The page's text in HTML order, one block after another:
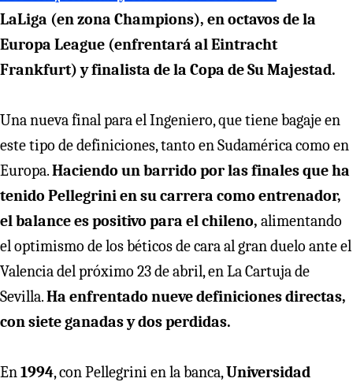
LaLiga (en zona Champions), en octavos de la
Europa League (enfrentará al Eintracht
Frankfurt) y finalista de la Copa de Su Majestad.
Una nueva final para el Ingeniero, que tiene bagaje en
este tipo de definiciones, tanto en Sudamérica como en
Europa.Haciendo un barrido por las finales que ha
tenido Pellegrini en su carrera como entrenador,
el balance es positivo para el chileno, alimentando
el optimismo de los béticos de cara al gran duelo ante el
Valencia del próximo 23 de abril, en La Cartuja de
Sevilla.Ha enfrentado nueve definiciones directas,
con siete ganadas y dos perdidas.
En1994, con Pellegrini en la banca,Universidad